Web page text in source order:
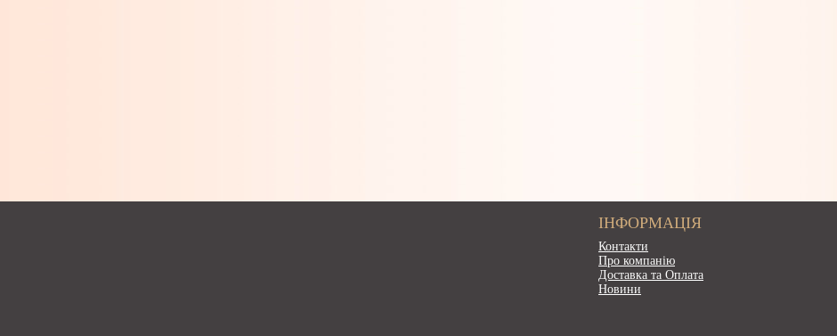
ІНФОРМАЦІЯ
Контакти
Про компанію
Доставка та Оплата
Новини